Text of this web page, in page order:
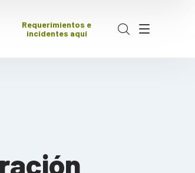
Requerimientos e
incidentes aquí